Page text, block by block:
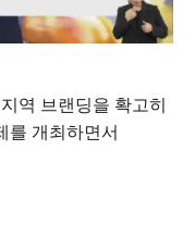
역 브랜딩을 확고히
를 개최하면서